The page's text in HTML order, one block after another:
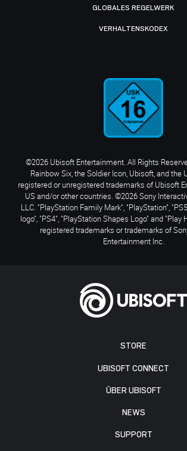
STORE
UBISOFT CONNECT
ÜBER UBISOFT
NEWS
SUPPORT
GLOBALES REGELWERK
VERHALTENSKODEX
©2026 Ubisoft Entertainment. All Rights
Rainbow Six, the Soldier Icon, Ubisoft, and the
registered or unregistered trademarks of Ubisoft
US and/or other countries. ©2026 Sony
LLC. "PlayStation Family Mark", "PlayStation",
logo", "PS4", "PlayStation Shapes Logo" and
registered trademarks or trademarks of
Entertainment Inc.